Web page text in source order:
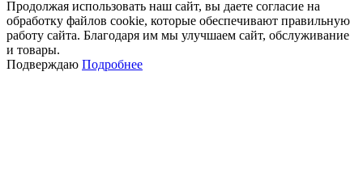
Продолжая использовать наш сайт, вы даете согласие на
обработку файлов cookie, которые обеспечивают правильную
работу сайта. Благодаря им мы улучшаем сайт, обслуживание
и товары.
Подверждаю Подробнее